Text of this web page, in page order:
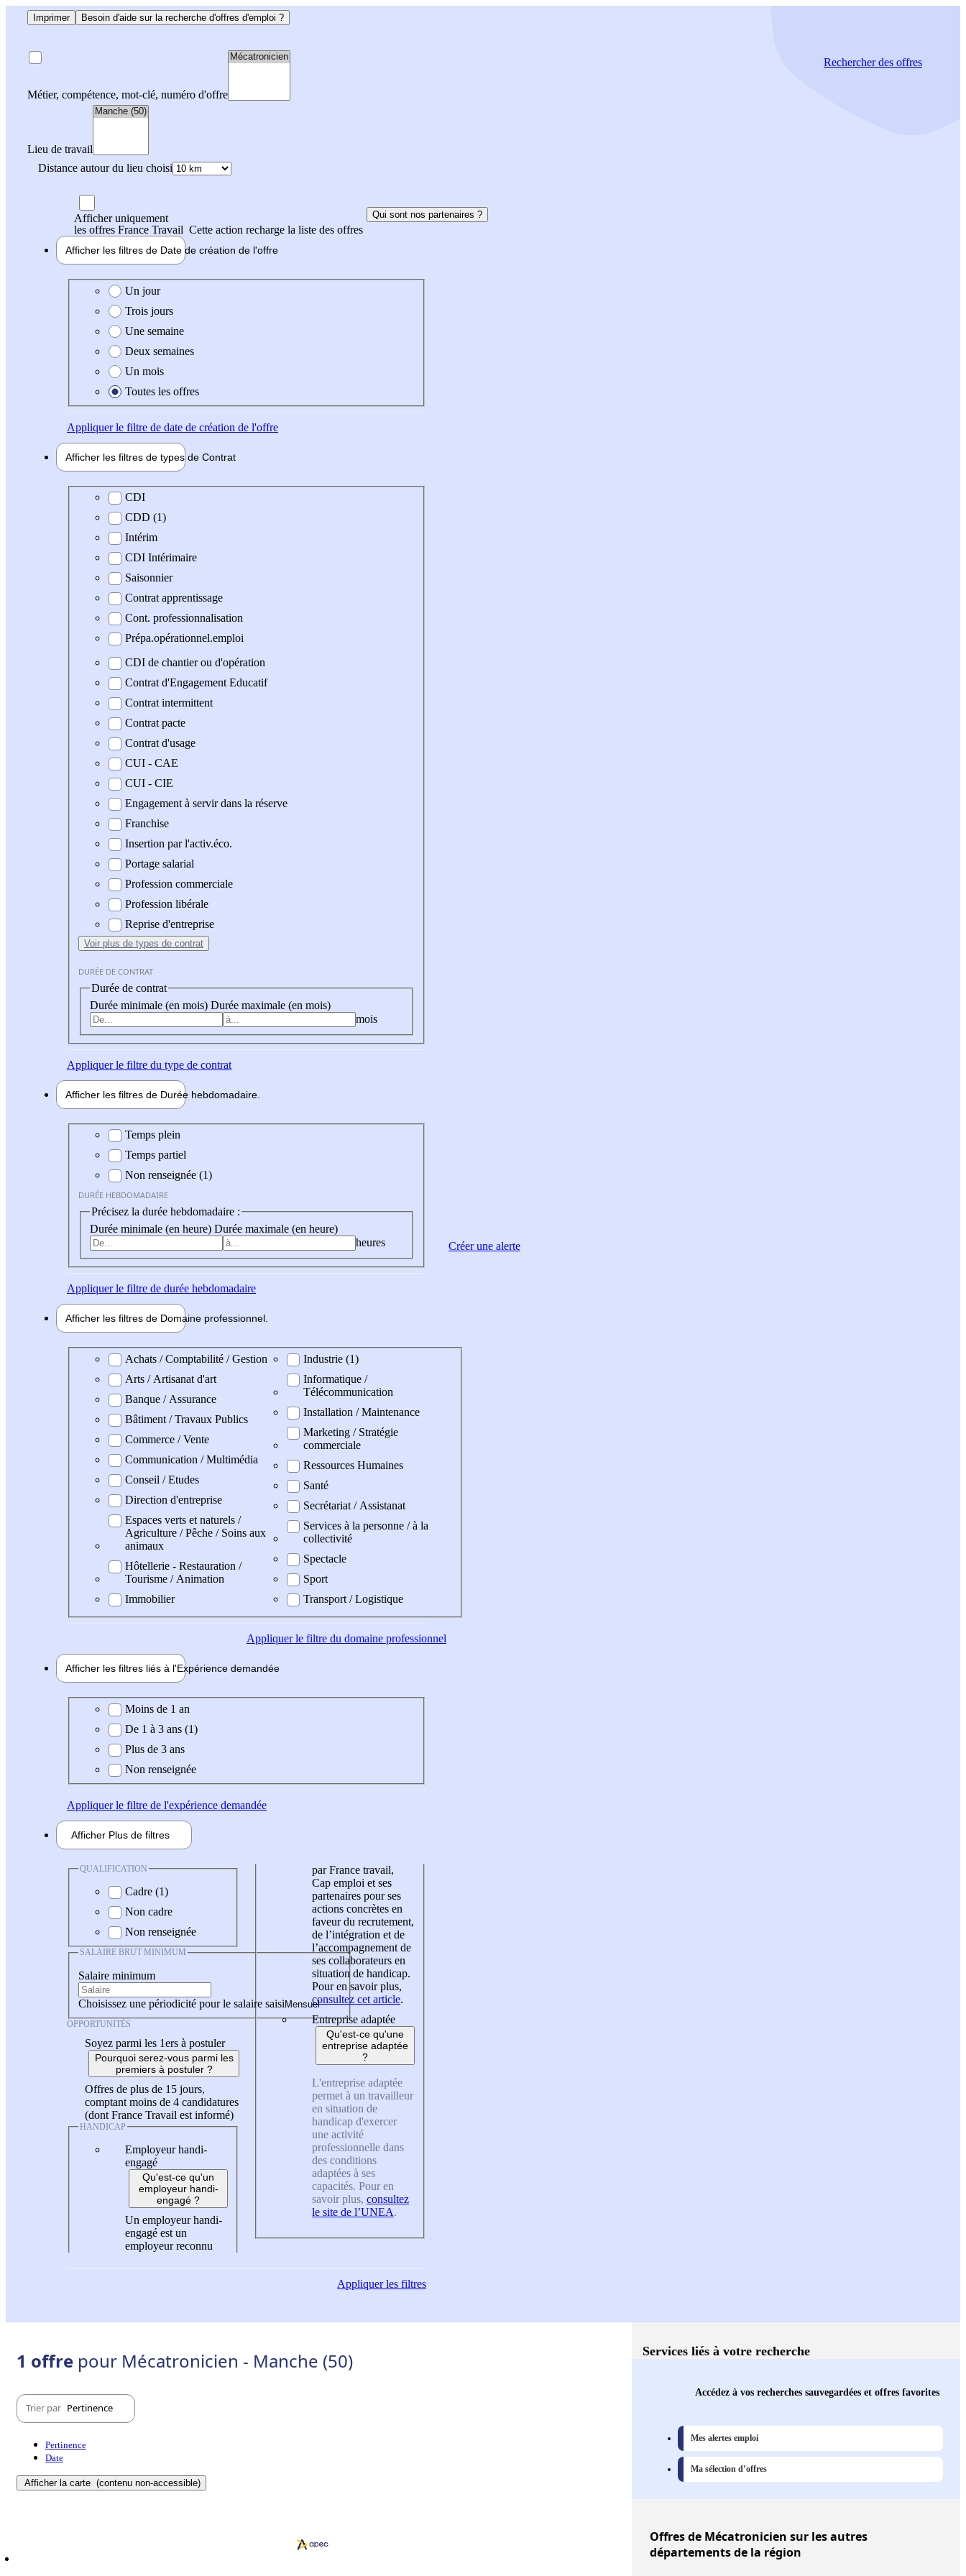
Imprimer Besoin d'aide sur la recherche d'offres d'emploi ?
Métier, compétence, mot-clé, numéro d'offre
Lieu de travail
Distance autour du lieu choisi
Rechercherdes offres
Afficher uniquement
les offres France Travail Cette action recharge la liste des offres
Qui sont nos partenaires ?
Afficher les filtres de Date de création de l'offre
Date de création de l'offre
Un jour
Trois jours
Une semaine
Deux semaines
Un mois
Toutes les offres
Appliquerle filtre de date de création de l'offre
Afficher les filtres de types de Contrat
Type de contrat
CDI
CDD (1)
Intérim
CDI Intérimaire
Saisonnier
Contrat apprentissage
Cont. professionnalisation
Prépa.opérationnel.emploi
CDI de chantier ou d'opération
Contrat d'Engagement Educatif
Contrat intermittent
Contrat pacte
Contrat d'usage
CUI - CAE
CUI - CIE
Engagement à servir dans la réserve
Franchise
Insertion par l'activ.éco.
Portage salarial
Profession commerciale
Profession libérale
Reprise d'entreprise
Voir plus de types de contrat
DURÉE DE CONTRAT
Durée de contrat
Durée minimale (en mois) Durée maximale (en mois)
mois
Appliquerle filtre du type de contrat
Afficher les filtres de Durée hebdomadaire
Durée hebdomadaire
Temps plein
Temps partiel
Non renseignée (1)
DURÉE HEBDOMADAIRE
Précisez la durée hebdomadaire :
Durée minimale (en heure) Durée maximale (en heure)
heures
Appliquerle filtre de durée hebdomadaire
Afficher les filtres de Domaine professionnel
Domaine professionel
Achats / Comptabilité / Gestion
Arts / Artisanat d'art
Banque / Assurance
Bâtiment / Travaux Publics
Commerce / Vente
Communication / Multimédia
Conseil / Etudes
Direction d'entreprise
Espaces verts et naturels /
Agriculture / Pêche / Soins aux
animaux
Hôtellerie - Restauration /
Tourisme / Animation
Immobilier
Industrie (1)
Informatique /
Télécommunication
Installation / Maintenance
Marketing / Stratégie
commerciale
Ressources Humaines
Santé
Secrétariat / Assistanat
Services à la personne / à la
collectivité
Spectacle
Sport
Transport / Logistique
Appliquerle filtre du domaine professionnel
Afficher les filtres liés à l'Expérience demandée
Expérience demandée
Moins de 1 an
De 1 à 3 ans (1)
Plus de 3 ans
Non renseignée
Appliquerle filtre de l'expérience demandée
Afficher Plus de filtres
QUALIFICATION
Cadre (1)
Non cadre
Non renseignée
SALAIRE BRUT MINIMUM
Salaire minimum
Choisissez une périodicité pour le salaire saisi
OPPORTUNITÉS
Soyez parmi les 1ers à postuler
Pourquoi serez-vous parmi les
premiers à postuler ?
Offres de plus de 15 jours,
comptant moins de 4 candidatures
(dont France Travail est informé)
HANDICAP
Employeur handi-
engagé
Qu'est-ce qu'un
employeur handi-
engagé ?
Un employeur handi-
engagé est un
employeur reconnu
par France travail,
Cap emploi et ses
partenaires pour ses
actions concrètes en
faveur du recrutement,
de l’intégration et de
l’accompagnement de
ses collaborateurs en
situation de handicap.
Pour en savoir plus,
consultez cet article.
Entreprise adaptée
Qu'est-ce qu'une
entreprise adaptée
?
L'entreprise adaptée
permet à un travailleur
en situation de
handicap d'exercer
une activité
professionnelle dans
des conditions
adaptées à ses
capacités. Pour en
savoir plus, consultez
le site de l’UNEA.
Appliquerles filtres
Créer une alerte
1 offre pour Mécatronicien - Manche (50)
Trier par Pertinence
Pertinence
Date
Afficher la carte (contenu non-accessible)
Services liés à votre recherche
Accédez à vos recherches sauvegardées et offres favorites
Mes alertes emploi
Ma sélection d’offres
Offresde Mécatronicien sur les autres
départements de la région